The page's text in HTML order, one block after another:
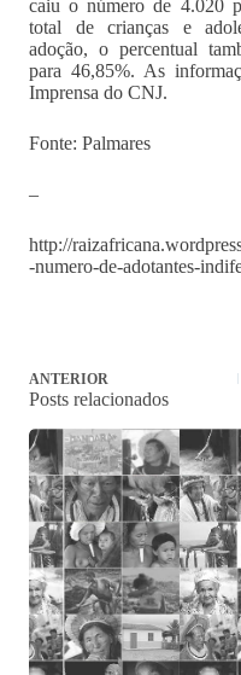
caiu o número de 4.020
total de crianças e
adoção, o percentual
para 46,85%. As
Imprensa do CNJ.
Fonte: Palmares
–
http://
-numero-de-adotantes-
ANTERIOR
Posts relacionados